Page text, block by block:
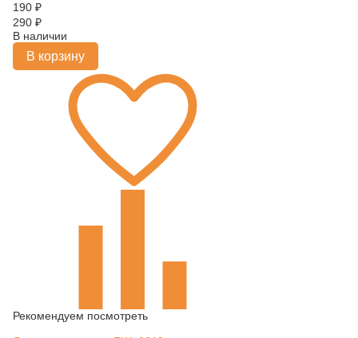
190 ₽
290 ₽
В наличии
В корзину
Рекомендуем посмотреть